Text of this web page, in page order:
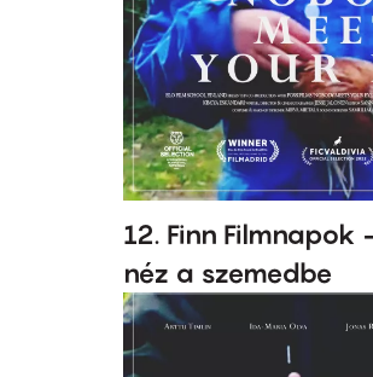
12. Finn Filmnapok
néz a szemedbe